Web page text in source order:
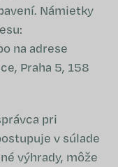
Námietky
na adrese
Praha 5, 158
pri
v súlade
výhrady, môže